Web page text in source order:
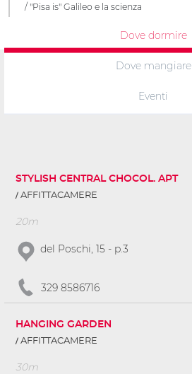
"Pisa is" Galileo e la scienza
Dove dormire
Dove mangiare
Eventi
STYLISH CENTRAL CHOCOL. APT
AFFITTACAMERE
20m
del Poschi, 15 - p.3
329 8586716
HANGING GARDEN
AFFITTACAMERE
30m